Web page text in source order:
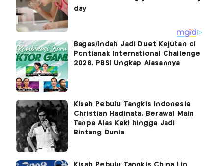
Bagas/Indah Jadi Duet Kejutan di
Pontianak International Challenge
2026, PBSI Ungkap Alasannya
Kisah Pebulu Tangkis Indonesia
Christian Hadinata, Berawal Main
Tanpa Alas Kaki hingga Jadi
Bintang Dunia
Kisah Pebulu Tangkis China Lin